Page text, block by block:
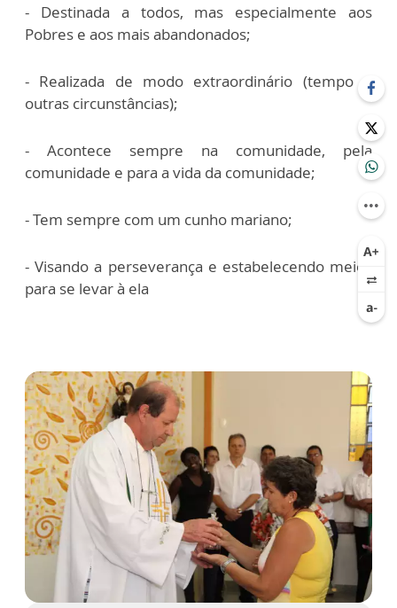
- Destinada a todos, mas especialmente aos
Pobres e aos mais abandonados;
- Realizada de modo extraordinário (tempo e
outras circunstâncias);
- Acontece sempre na comunidade, pela
comunidade e para a vida da comunidade;
- Tem sempre com um cunho mariano;
- Visando a perseverança e estabelecendo meios
para se levar à ela